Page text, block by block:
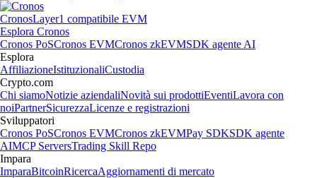
CronosLayer1 compatibile EVM
Esplora Cronos
Cronos PoSCronos EVMCronos zkEVMSDK agente AI
Esplora
AffiliazioneIstituzionaliCustodia
Crypto.com
Chi siamoNotizie aziendaliNovità sui prodottiEventiLavora con
noiPartnerSicurezzaLicenze e registrazioni
Sviluppatori
Cronos PoSCronos EVMCronos zkEVMPay SDKSDK agente
AIMCP ServersTrading Skill Repo
Impara
ImparaBitcoinRicercaAggiornamenti di mercato